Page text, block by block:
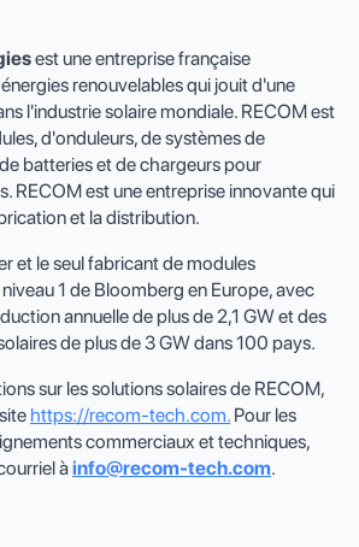
est une entreprise française
renouvelables qui jouit d'une
l'industrie solaire mondiale. RECOM est
d'onduleurs, de systèmes de
batteries et de chargeurs pour
RECOM est une entreprise innovante qui
et la distribution.
et le seul fabricant de modules
1 de Bloomberg en Europe, avec
annuelle de plus de 2,1 GW et des
de plus de 3 GW dans 100 pays.
sur les solutions solaires de RECOM,
https://recom-tech.com. Pour les
commerciaux et techniques,
àinfo@recom-tech.com.